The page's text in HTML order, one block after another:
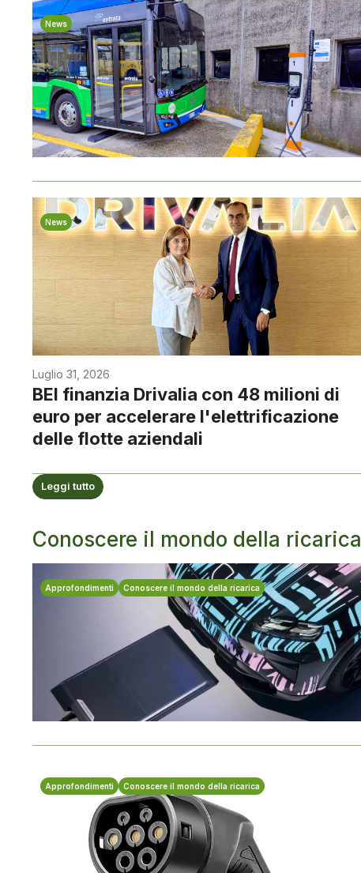
News
News
Luglio 31, 2026
BEI finanzia Drivalia con 48 milioni di
euro per accelerare l'elettrificazione
delle flotte aziendali
Leggi tutto
Conoscere il mondo della ricarica
Approfondimenti Conoscere il mondo della ricarica
Approfondimenti Conoscere il mondo della ricarica